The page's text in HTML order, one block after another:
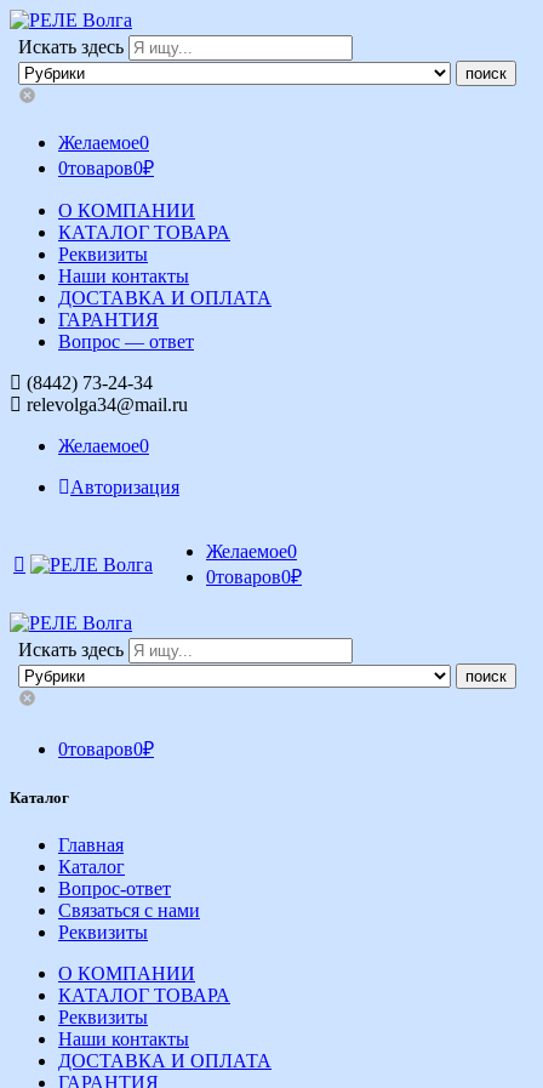
Искать здесь
Желаемое0
0товаров0₽
О КОМПАНИИ
КАТАЛОГ ТОВАРА
Реквизиты
Наши контакты
ДОСТАВКА И ОПЛАТА
ГАРАНТИЯ
Вопрос — ответ
(8442) 73-24-34
relevolga34@mail.ru
Желаемое0
Авторизация
Желаемое0
0товаров0₽
Искать здесь
0товаров0₽
Каталог
Главная
Каталог
Вопрос-ответ
Связаться с нами
Реквизиты
О КОМПАНИИ
КАТАЛОГ ТОВАРА
Реквизиты
Наши контакты
ДОСТАВКА И ОПЛАТА
ГАРАНТИЯ